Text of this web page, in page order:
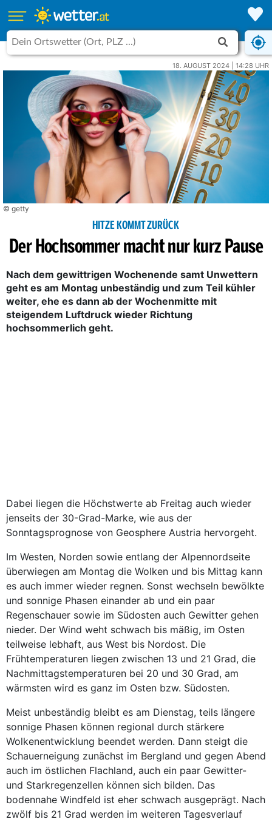
18. AUGUST 2024 | 14:28 UHR
© getty
HITZE KOMMT ZURÜCK
Der Hochsommer macht nur kurz Pause
Nach dem gewittrigen Wochenende samt Unwettern
geht es am Montag unbeständig und zum Teil kühler
weiter, ehe es dann ab der Wochenmitte mit
steigendem Luftdruck wieder Richtung
hochsommerlich geht.
Dabei liegen die Höchstwerte ab Freitag auch wieder
jenseits der 30-Grad-Marke, wie aus der
Sonntagsprognose von Geosphere Austria hervorgeht.
Im Westen, Norden sowie entlang der Alpennordseite
überwiegen am Montag die Wolken und bis Mittag kann
es auch immer wieder regnen. Sonst wechseln bewölkte
und sonnige Phasen einander ab und ein paar
Regenschauer sowie im Südosten auch Gewitter gehen
nieder. Der Wind weht schwach bis mäßig, im Osten
teilweise lebhaft, aus West bis Nordost. Die
Frühtemperaturen liegen zwischen 13 und 21 Grad, die
Nachmittagstemperaturen bei 20 und 30 Grad, am
wärmsten wird es ganz im Osten bzw. Südosten.
Meist unbeständig bleibt es am Dienstag, teils längere
sonnige Phasen können regional durch stärkere
Wolkenentwicklung beendet werden. Dann steigt die
Schauerneigung zunächst im Bergland und gegen Abend
auch im östlichen Flachland, auch ein paar Gewitter-
und Starkregenzellen können sich bilden. Das
bodennahe Windfeld ist eher schwach ausgeprägt. Nach
zwölf bis 21 Grad werden im weiteren Tagesverlauf